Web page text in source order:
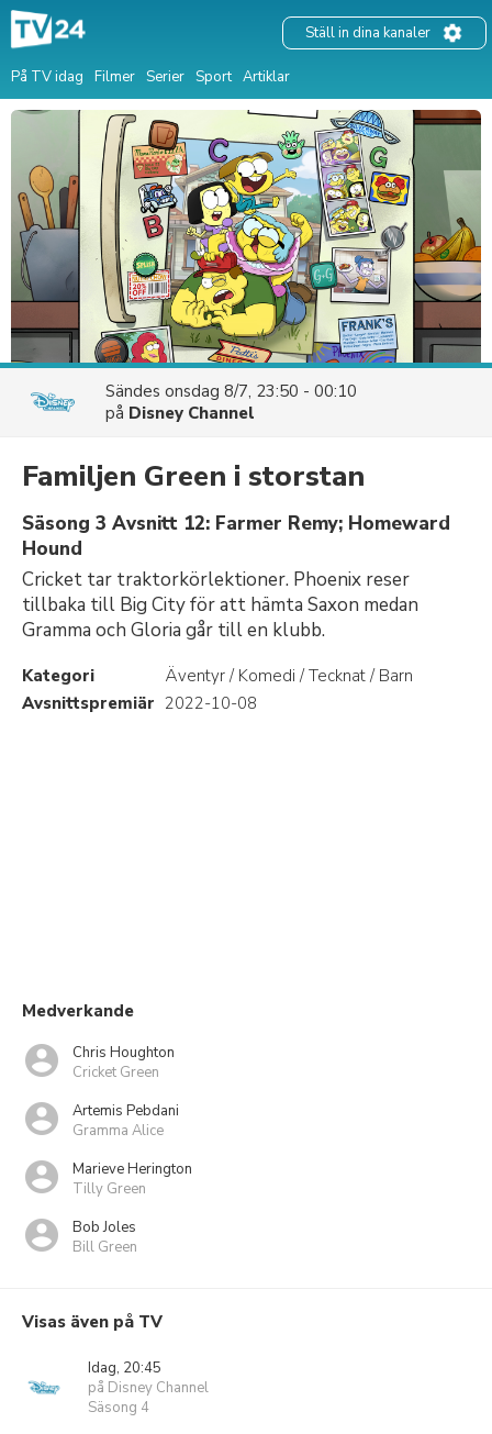
På TV idag Filmer Serier Sport Artiklar
Ställ in dina kanaler
Sändes onsdag 8/7, 23:50 - 00:10
på Disney Channel
Familjen Green i storstan
Säsong 3 Avsnitt 12: Farmer Remy; Homeward
Hound
Cricket tar traktorkörlektioner. Phoenix reser
tillbaka till Big City för att hämta Saxon medan
Gramma och Gloria går till en klubb.
Kategori
Äventyr / Komedi / Tecknat / Barn
Avsnittspremiär 2022-10-08
Medverkande
Chris Houghton
Cricket Green
Artemis Pebdani
Gramma Alice
Marieve Herington
Tilly Green
Bob Joles
Bill Green
Visas även på TV
Idag, 20:45
på Disney Channel
Säsong 4